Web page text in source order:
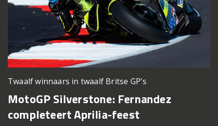
Twaalf winnaars in twaalf Britse GP's
MotoGP Silverstone: Fernandez
completeert Aprilia-feest